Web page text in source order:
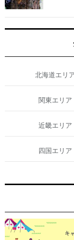
北海道エリ
関東エリア
近畿エリア
四国エリア